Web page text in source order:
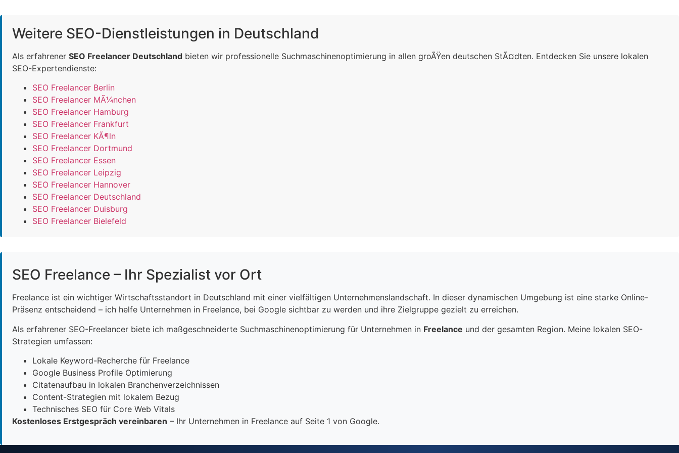
Weitere SEO-Dienstleistungen in Deutschland
Als erfahrener SEO Freelancer Deutschland bieten wir professionelle Suchmaschinenoptimierung in allen groÃŸen deutschen StÃ¤dten. Entdecken Sie unsere lokalen
SEO-Expertendienste:
SEO Freelancer Berlin
SEO Freelancer MÃ¼nchen
SEO Freelancer Hamburg
SEO Freelancer Frankfurt
SEO Freelancer KÃ¶ln
SEO Freelancer Dortmund
SEO Freelancer Essen
SEO Freelancer Leipzig
SEO Freelancer Hannover
SEO Freelancer Deutschland
SEO Freelancer Duisburg
SEO Freelancer Bielefeld
SEO Freelance – Ihr Spezialist vor Ort
Freelance ist ein wichtiger Wirtschaftsstandort in Deutschland mit einer vielfältigen Unternehmenslandschaft. In dieser dynamischen Umgebung ist eine starke Online-
Präsenz entscheidend – ich helfe Unternehmen in Freelance, bei Google sichtbar zu werden und ihre Zielgruppe gezielt zu erreichen.
Als erfahrener SEO-Freelancer biete ich maßgeschneiderte Suchmaschinenoptimierung für Unternehmen in Freelance und der gesamten Region. Meine lokalen SEO-
Strategien umfassen:
Lokale Keyword-Recherche für Freelance
Google Business Profile Optimierung
Citatenaufbau in lokalen Branchenverzeichnissen
Content-Strategien mit lokalem Bezug
Technisches SEO für Core Web Vitals
Kostenloses Erstgespräch vereinbaren – Ihr Unternehmen in Freelance auf Seite 1 von Google.